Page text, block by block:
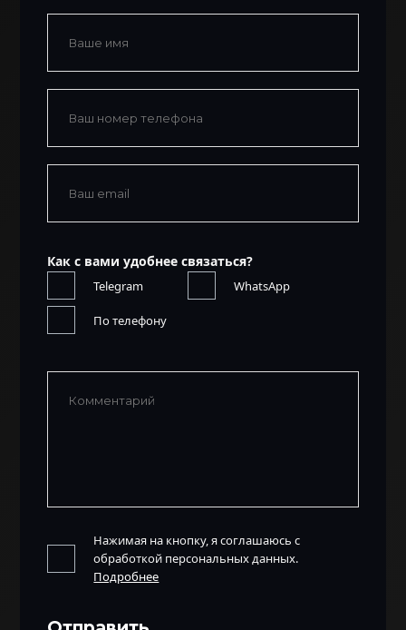
Как с вами удобнее связаться?
Telegram WhatsApp
По телефону
Нажимая на кнопку, я соглашаюсь с
обработкой персональных данных.
Подробнее